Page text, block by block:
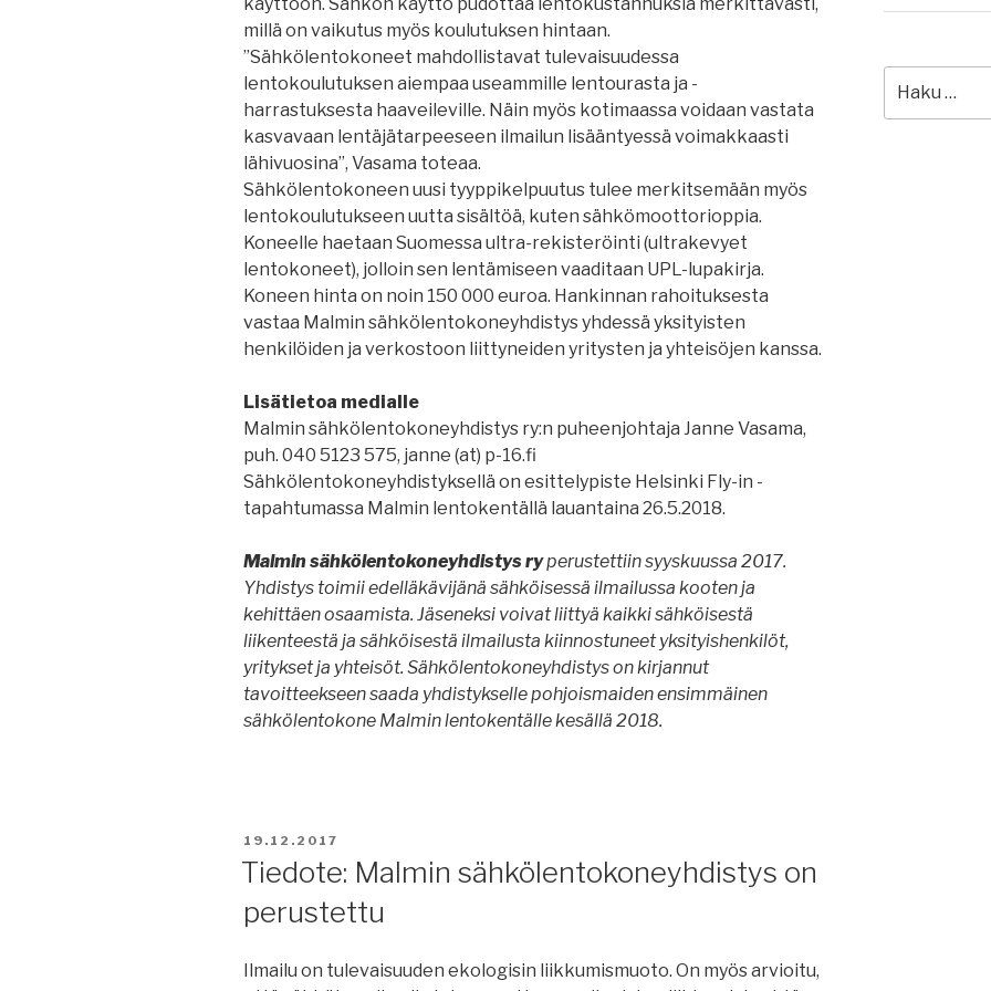
millä on vaikutus myös koulutuksen hintaan.
”Sähkölentokoneet mahdollistavat tulevaisuudessa
lentokoulutuksen aiempaa useammille lentourasta ja -
harrastuksesta haaveileville. Näin myös kotimaassa voidaan vastata
kasvavaan lentäjätarpeeseen ilmailun lisääntyessä voimakkaasti
lähivuosina”, Vasama toteaa.
Sähkölentokoneen uusi tyyppikelpuutus tulee merkitsemään myös
lentokoulutukseen uutta sisältöä, kuten sähkömoottorioppia.
Koneelle haetaan Suomessa ultra-rekisteröinti (ultrakevyet
lentokoneet), jolloin sen lentämiseen vaaditaan UPL-lupakirja.
Koneen hinta on noin 150 000 euroa. Hankinnan rahoituksesta
vastaa Malmin sähkölentokoneyhdistys yhdessä yksityisten
henkilöiden ja verkostoon liittyneiden yritysten ja yhteisöjen kanssa.
Lisätietoa medialle
Malmin sähkölentokoneyhdistys ry:n puheenjohtaja Janne Vasama,
puh. 040 5123 575, janne (at) p-16.fi
Sähkölentokoneyhdistyksellä on esittelypiste Helsinki Fly-in -
tapahtumassa Malmin lentokentällä lauantaina 26.5.2018.
Malmin sähkölentokoneyhdistys ryperustettiin syyskuussa 2017.
Yhdistys toimii edelläkävijänä sähköisessä ilmailussa kooten ja
kehittäen osaamista. Jäseneksi voivat liittyä kaikki sähköisestä
liikenteestä ja sähköisestä ilmailusta kiinnostuneet yksityishenkilöt,
yritykset ja yhteisöt. Sähkölentokoneyhdistys on kirjannut
tavoitteekseen saada yhdistykselle pohjoismaiden ensimmäinen
sähkölentokone Malmin lentokentälle kesällä 2018.
JULKAISTU
19.12.2017
Tiedote: Malmin sähkölentokoneyhdistys on
perustettu
Ilmailu on tulevaisuuden ekologisin liikkumismuoto. On myös arvioitu,